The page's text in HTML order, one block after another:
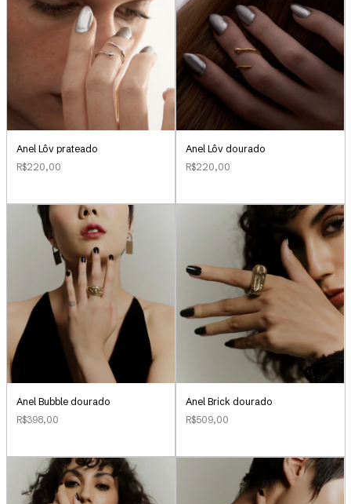
Anel Lôv prateado
R$220,00
Anel Lôv dourado
R$220,00
Anel Bubble dourado
R$398,00
Anel Brick dourado
R$509,00